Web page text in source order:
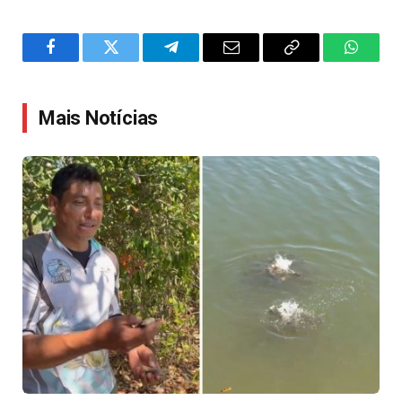
FacebookTwitter TelegramEmail
Copy
Mais Notícias